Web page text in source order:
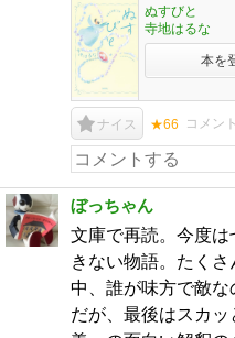
ぬすびと
寺地はるな
本を
ナイス ★66 コメン
ぼっちゃん
文庫で再読。今度
きない物語。たく
中、誰が味方で敵
だが、最後はスカ